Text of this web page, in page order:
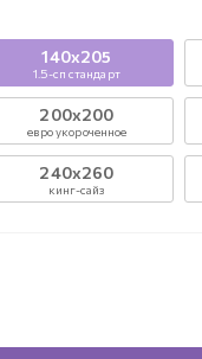
140х205
1.5-сп стандарт
200х200
евро укороченное
240х260
кинг-сайз